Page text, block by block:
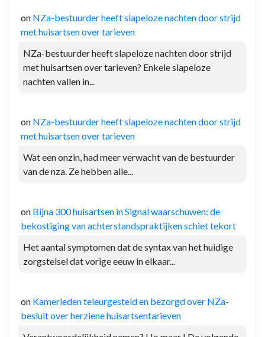
on NZa-bestuurder heeft slapeloze nachten door strijd
met huisartsen over tarieven
NZa-bestuurder heeft slapeloze nachten door strijd
met huisartsen over tarieven? Enkele slapeloze
nachten vallen in...
on NZa-bestuurder heeft slapeloze nachten door strijd
met huisartsen over tarieven
Wat een onzin, had meer verwacht van de bestuurder
van de nza. Ze hebben alle...
on Bijna 300 huisartsen in Signal waarschuwen: de
bekostiging van achterstandspraktijken schiet tekort
Het aantal symptomen dat de syntax van het huidige
zorgstelsel dat vorige eeuw in elkaar...
on Kamerleden teleurgesteld en bezorgd over NZa-
besluit over herziene huisartsentarieven